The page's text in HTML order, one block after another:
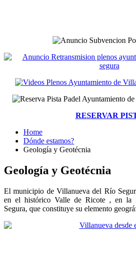
RESERVAR
Home
Dónde estamos?
Geología y Geotécnia
Geología y Geotécnia
El municipio de Villanueva del Río
en el histórico Valle de Ricote , en la
Segura, que constituye su elemento